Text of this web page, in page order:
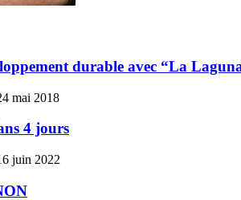
durable avec “La
mai 2018
4 jours
juin 2022